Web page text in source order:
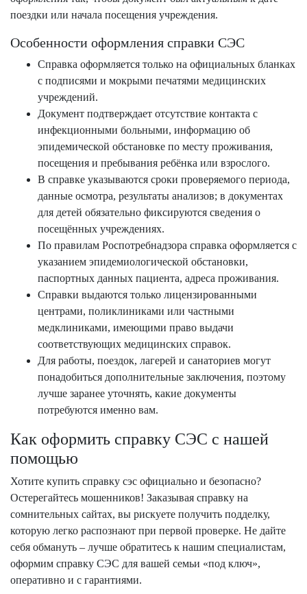
поездки или начала посещения учреждения.
Особенности оформления справки СЭС
Справка оформляется только на официальных бланках
с подписями и мокрыми печатями медицинских
учреждений.
Документ подтверждает отсутствие контакта с
инфекционными больными, информацию об
эпидемической обстановке по месту проживания,
посещения и пребывания ребёнка или взрослого.
В справке указываются сроки проверяемого периода,
данные осмотра, результаты анализов; в документах
для детей обязательно фиксируются сведения о
посещённых учреждениях.
По правилам Роспотребнадзора справка оформляется с
указанием эпидемиологической обстановки,
паспортных данных пациента, адреса проживания.
Справки выдаются только лицензированными
центрами, поликлиниками или частными
медклиниками, имеющими право выдачи
соответствующих медицинских справок.
Для работы, поездок, лагерей и санаториев могут
понадобиться дополнительные заключения, поэтому
лучше заранее уточнять, какие документы
потребуются именно вам.
Как оформить справку СЭС с нашей
помощью
Хотите купить справку сэс официально и безопасно?
Остерегайтесь мошенников! Заказывая справку на
сомнительных сайтах, вы рискуете получить подделку,
которую легко распознают при первой проверке. Не дайте
себя обмануть – лучше обратитесь к нашим специалистам,
оформим справку СЭС для вашей семьи «под ключ»,
оперативно и с гарантиями.